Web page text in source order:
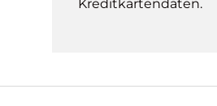
Kreditkartendaten.